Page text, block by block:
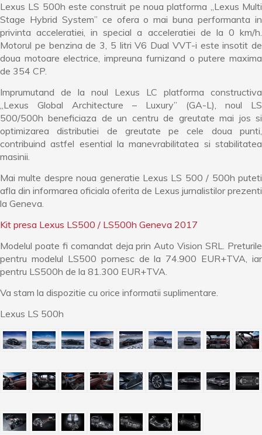
Lexus LS 500h este construit pe noua platforma „Lexus Multi
Stage Hybrid System” ce ofera o mai buna performanta in
privinta acceleratiei, in special a acceleratiei de la 0 km/h.
Motorul pe benzina de 3, 5 litri V6 Dual VVT-i este insotit de
doua motoare electrice, impreuna furnizand o putere maxima
de 354 CP.
Imprumutand de la noul Lexus LC platforma constructiva
„Lexus Global Architecture – Luxury” (GA-L), noul LS
500/500h beneficiaza de un centru de greutate mai jos si
optimizarea distributiei de greutate pe cele doua punti,
contribuind astfel esential la manevrabilitatea si stabilitatea
masinii.
Mai multe despre noua generatie Lexus LS 500 / 500h puteti
afla din informarea oficiala oferita de Lexus jurnalistilor prezenti
la Geneva.
Kit presa Lexus LS500 / LS500h Geneva 2017
Modelul poate fi comandat deja prin Auto Vision SRL. Preturile
pentru modelul LS500 pornesc de la 74.900 EUR+TVA, iar
pentru LS500h de la 81.300 EUR+TVA.
Va stam la dispozitie cu orice informatii suplimentare.
Lexus LS 500h